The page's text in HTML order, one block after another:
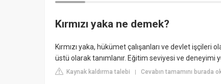
Kırmızı yaka ne demek?
Kırmızı yaka, hükümet çalışanları ve devlet işçileri
üstü olarak tanımlanır. Eğitim seviyesi ve deneyimi
Kaynak kaldırma talebi | Cevabın tamamını burada